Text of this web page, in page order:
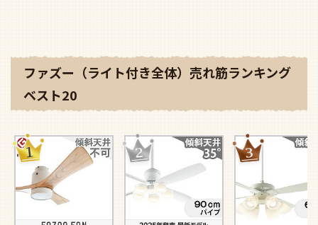
ファズー（ライト付き全体）売れ筋ランキング
ベスト20